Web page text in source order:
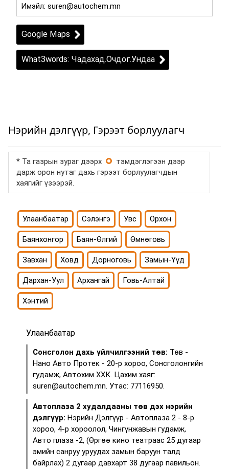
Google Maps
What3words: Чадахад.Очдог.Ундаа
Нэрийн дэлгүүр, Гэрээт борлуулагч
* Та газрын зураг дээрх
тэмдэглэгээн дээр
дарж орон нутаг дахь гэрээт борлуулагчдын
хаягийг үзээрэй.
Улаанбаатар Сэлэнгэ Увс Орхон
Баянхонгор Баян-Өлгий Өмнөговь
Завхан Ховд Дорноговь Замын-Үүд
Дархан-Уул Архангай Говь-Алтай
Хэнтий
Улаанбаатар
Сонсголон дахь үйлчилгээний төв: Төв -
Нано Авто Протек - 20-р хороо, Сонсголонгийн
гудамж, Автохим ХХК. Цахим хаяг:
suren@autochem.mn. Утас: 77116950.
Автоплаза 2 худалдааны төв дэх нэрийн
дэлгүүр: Нэрийн Дэлгүүр - Автоплаза 2 - 8-р
хороо, 4-р хороолол, Чингүнжавын гудамж,
Авто плаза -2, (Өргөө кино театраас 25 дугаар
эмийн санруу уруудах замын баруун талд
байрлах) 2 дугаар давхарт 38 дугаар павильон.